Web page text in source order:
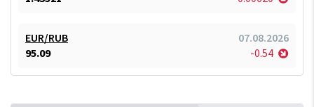
EUR/RUB
07.08.2026
95.09
-0.54